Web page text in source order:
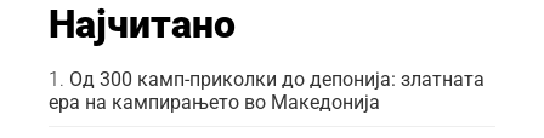
Најчитано
Од 300 камп-приколки до депонија: златната
ера на кампирањето во Македонија